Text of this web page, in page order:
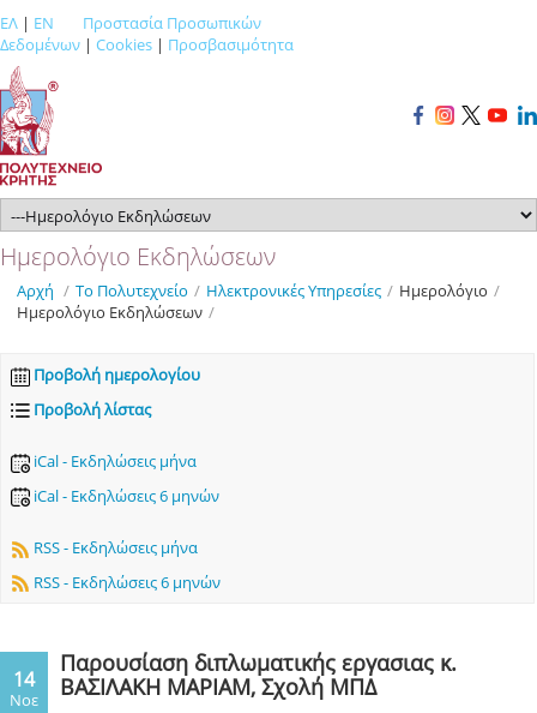
ΕΛ | EN
Προστασία Προσωπικών
Δεδομένων | Cookies | Προσβασιμότητα
Ημερολόγιο Εκδηλώσεων
Αρχή / Το Πολυτεχνείο / Ηλεκτρονικές Υπηρεσίες / Ημερολόγιο /
Ημερολόγιο Εκδηλώσεων /
Προβολή ημερολογίου
Προβολή λίστας
iCal - Εκδηλώσεις μήνα
iCal - Εκδηλώσεις 6 μηνών
RSS - Εκδηλώσεις μήνα
RSS - Εκδηλώσεις 6 μηνών
14
Νοε
Παρουσίαση διπλωματικής εργασιας κ.
ΒΑΣΙΛΑΚΗ ΜΑΡΙΑΜ, Σχολή ΜΠΔ